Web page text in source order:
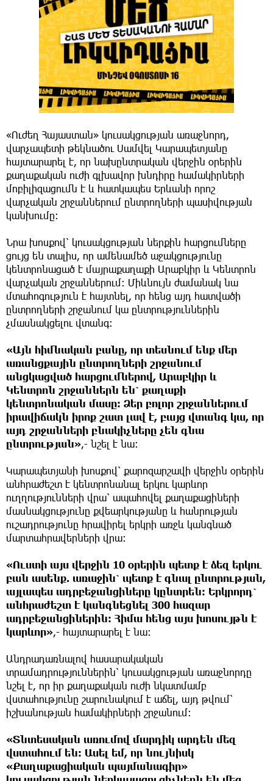
«Ուժեղ Հայաստան» կուսակցության առաջնորդ,
վարչապետի թեկնածու Սամվել Կարապետյանը
հայտարարել է, որ նախընտրական վերջին օրերին
քաղաքական ուժի գլխավոր խնդիրը համակիրների
մոբիլիզացումն է և հատկապես Երևանի որոշ
վարչական շրջաններում ընտրողների պասիվության
կանխումը։
Նրա խոսքով՝ կուսակցության ներքին հարցումները
ցույց են տալիս, որ ամենամեծ աջակցությունը
կենտրոնացած է մայրաքաղաքի Արաբկիր և Կենտրոն
վարչական շրջաններում։ Միևնույն ժամանակ նա
մտահոգություն է հայտնել, որ հենց այդ հատվածի
ընտրողների շրջանում կա ընտրություններին
չմասնակցելու վտանգ։
«Այն հիմնական բանը, որ տեսնում ենք մեր
առանցքային ընտրողների շրջանում
անցկացված հարցումներով, Արաբկիր և
Կենտրոն շրջաններն են՝ քաղաքի
կենտրոնական մասը: Ձեր բոլոր շրջաններում
իրավիճակն իրոք շատ լավ է, բայց վտանգ կա, որ
այդ շրջանների բնակիչները չեն գնա
ընտրության»,- նշել է նա։
Կարապետյանի խոսքով՝ քարոզարշավի վերջին օրերին
անհրաժեշտ է կենտրոնանալ երկու կարևոր
ուղղությունների վրա՝ ապահովել քաղաքացիների
մասնակցությունը քվեարկությանը և հանրության
ուշադրությունը հրավիրել երկրի առջև կանգնած
մարտահրավերների վրա։
«Ուստի այս վերջին 10 օրերին պետք է ձեզ երկու
բան ասենք. առաջին՝ պետք է գնալ ընտրության,
այլապես ադրբեջանցիները կընտրեն: Երկրորդ՝
անհրաժեշտ է կանգնեցնել 300 հազար
ադրբեջանցիներին: Հիմա հենց այս խոսույթն է
կարևոր»,- հայտարարել է նա։
Անդրադառնալով հասարակական
տրամադրություններին՝ կուսակցության առաջնորդը
նշել է, որ իր քաղաքական ուժի նկատմամբ
վստահությունը շարունակում է աճել, այդ թվում՝
իշխանության համակիրների շրջանում։
«Տնտեսական առումով մարդիկ արդեն մեզ
վստահում են: Ասել եմ, որ նույնիսկ
«Քաղաքացիական պայմանագիր»